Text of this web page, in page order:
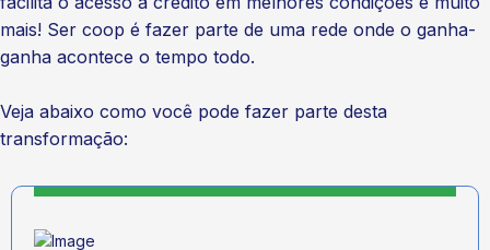
mais! Ser coop é fazer parte de uma rede onde o ganha-
ganha acontece o tempo todo.
Veja abaixo como você pode fazer parte desta
transformação: